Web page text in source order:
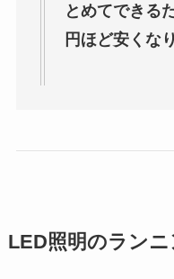
とめてできる
円ほど安くな
LED照明のラン